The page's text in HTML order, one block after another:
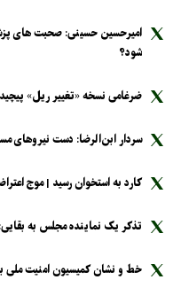
امیرحسین حسینی: صحبت های
شود؟
ضرغامی نسخه «تغییر ریل»
سردار ابن‌الرضا: دست نیرو‌های
کارد به استخوان رسید | موج
تذکر یک نماینده مجلس به
خط و نشان کمیسیون امنیت ملی